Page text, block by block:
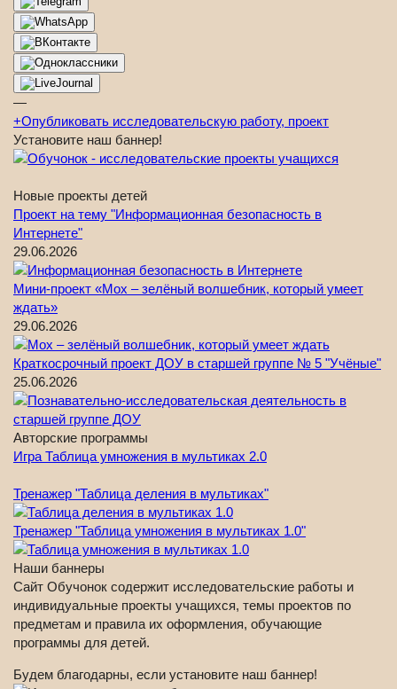
—
+Опубликовать исследовательскую работу, проект
Установите наш баннер!
Новые проекты детей
Проект на тему "Информационная безопасность в
Интернете"
29.06.2026
Мини-проект «Мох – зелёный волшебник, который умеет
ждать»
29.06.2026
Краткосрочный проект ДОУ в старшей группе № 5 "Учёные"
25.06.2026
Авторские программы
Игра Таблица умножения в мультиках 2.0
Тренажер "Таблица деления в мультиках"
Тренажер "Таблица умножения в мультиках 1.0"
Наши баннеры
Сайт Обучонок содержит исследовательские работы и
индивидуальные проекты учащихся, темы проектов по
предметам и правила их оформления, обучающие
программы для детей.
Будем благодарны, если установите наш баннер!